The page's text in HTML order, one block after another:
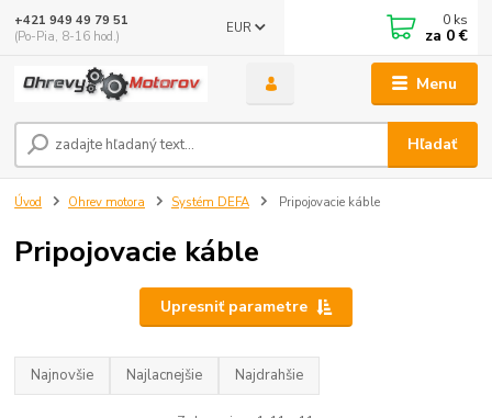
Menu
EUR
Hľadať
+421 949 49 79 51
(Po-Pia, 8-16 hod.)
0 ks
za 0 €
Úvod Ohrev motora Systém DEFA Pripojovacie káble
Pripojovacie káble
Upresniť parametre
Najnovšie Najlacnejšie Najdrahšie